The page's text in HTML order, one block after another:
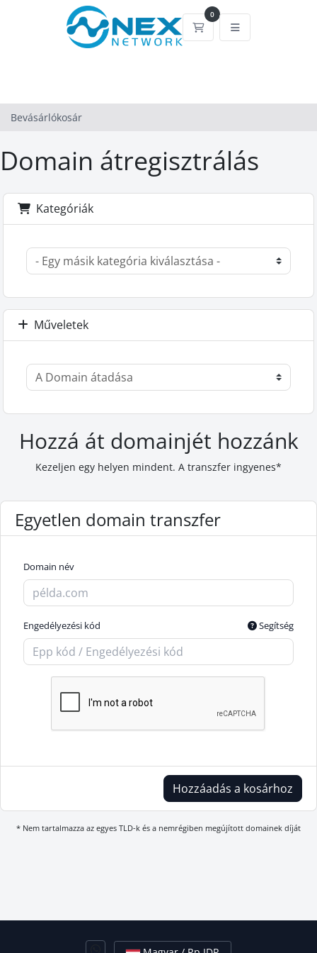
0
Bevásárlókosár
Bevásárlókosár
Domain átregisztrálás
Kategóriák
Műveletek
Hozzá át domainjét hozzánk
Kezeljen egy helyen mindent. A transzfer ingyenes*
Egyetlen domain transzfer
Domain név
Engedélyezési kód Segítség
Hozzáadás a kosárhoz
* Nem tartalmazza az egyes TLD-k és a nemrégiben megújított domainek díját